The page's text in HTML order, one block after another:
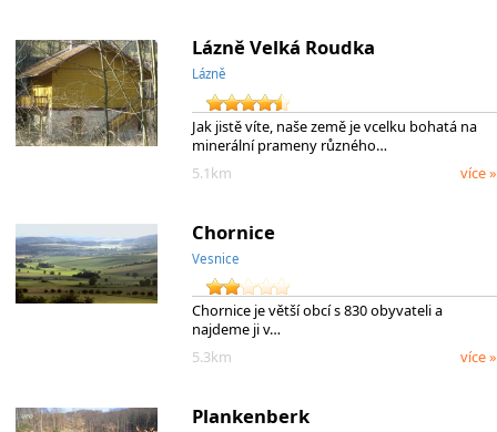
Lázně Velká Roudka
Lázně
Jak jistě víte, naše země je vcelku bohatá na
minerální prameny různého…
5.1km
více »
Chornice
Vesnice
Chornice je větší obcí s 830 obyvateli a
najdeme ji v…
5.3km
více »
Plankenberk